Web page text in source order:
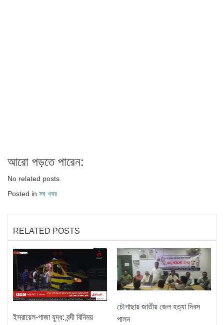
আরো পড়তে পারেন:
No related posts.
Posted in সব খবর
RELATED POSTS
ইসরায়েল-গাজা যুদ্ধ: বন্দী বিনিময়
চৌগাছায় জাতীয় জেল হত্যা দিবস
পালন